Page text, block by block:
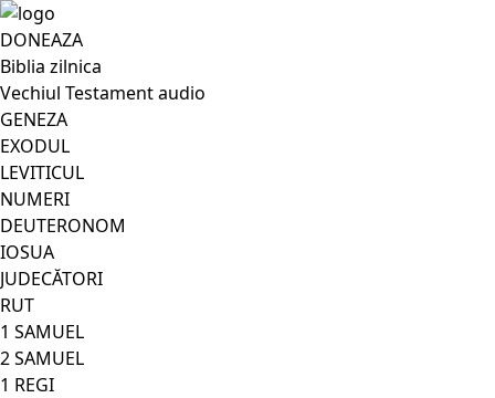
DONEAZA
Biblia zilnica
Vechiul Testament audio
GENEZA
EXODUL
LEVITICUL
NUMERI
DEUTERONOM
IOSUA
JUDECĂTORI
RUT
1 SAMUEL
2 SAMUEL
1 REGI